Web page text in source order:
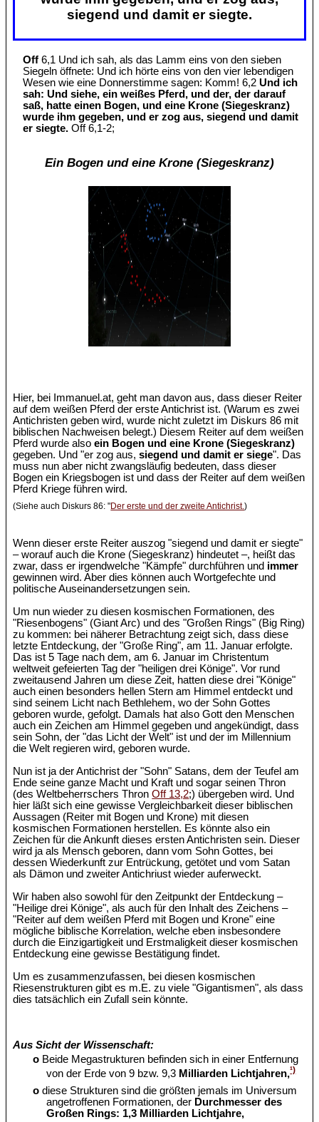
siegend und damit er siegte.
Off 6,1 Und ich sah, als das Lamm eins von den sieben
Siegeln öffnete: Und ich hörte eins von den vier lebendigen
Wesen wie eine Donnerstimme sagen: Komm! 6,2Und ich
sah: Und siehe, ein weißes Pferd, und der, der darauf
saß, hatte einen Bogen, und eine Krone (Siegeskranz)
wurde ihm gegeben, und er zog aus, siegend und damit
er siegte. Off 6,1-2;
Ein Bogen und eine Krone (Siegeskranz)
Hier, bei Immanuel.at, geht man davon aus, dass dieser Reiter
auf dem weißen Pferd der erste Antichrist ist. (Warum es zwei
Antichristen geben wird, wurde nicht zuletzt im Diskurs 86 mit
biblischen Nachweisen belegt.) Diesem Reiter auf dem weißen
Pferd wurde alsoein Bogen und eine Krone (Siegeskranz)
gegeben. Und "er zog aus,siegend und damit er siege". Das
muss nun aber nicht zwangsläufig bedeuten, dass dieser
Bogen ein Kriegsbogen ist und dass der Reiter auf dem weißen
Pferd Kriege führen wird.
(Siehe auch Diskurs 86: "Der erste und der zweite Antichrist.)
Wenn dieser erste Reiter auszog "siegend und damit er siegte"
– worauf auch die Krone (Siegeskranz) hindeutet –, heißt das
zwar, dass er irgendwelche "Kämpfe" durchführen und immer
gewinnen wird. Aber dies können auch Wortgefechte und
politische Auseinandersetzungen sein.
Um nun wieder zu diesen kosmischen Formationen, des
"Riesenbogens" (Giant Arc) und des "Großen Rings" (Big Ring)
zu kommen: bei näherer Betrachtung zeigt sich, dass diese
letzte Entdeckung, der "Große Ring", am 11. Januar erfolgte.
Das ist 5 Tage nach dem, am 6. Januar im Christentum
weltweit gefeierten Tag der "heiligen drei Könige". Vor rund
zweitausend Jahren um diese Zeit, hatten diese drei "Könige"
auch einen besonders hellen Stern am Himmel entdeckt und
sind seinem Licht nach Bethlehem, wo der Sohn Gottes
geboren wurde, gefolgt. Damals hat also Gott den Menschen
auch ein Zeichen am Himmel gegeben und angekündigt, dass
sein Sohn, der "das Licht der Welt" ist und der im Millennium
die Welt regieren wird, geboren wurde.
Nun ist ja der Antichrist der "Sohn" Satans, dem der Teufel am
Ende seine ganze Macht und Kraft und sogar seinen Thron
(des Weltbeherrschers ThronOff 13,2;) übergeben wird. Und
hier läßt sich eine gewisse Vergleichbarkeit dieser biblischen
Aussagen (Reiter mit Bogen und Krone) mit diesen
kosmischen Formationen herstellen. Es könnte also ein
Zeichen für die Ankunft dieses ersten Antichristen sein. Dieser
wird ja als Mensch geboren, dann vom Sohn Gottes, bei
dessen Wiederkunft zur Entrückung, getötet und vom Satan
als Dämon und zweiter Antichriust wieder auferweckt.
Wir haben also sowohl für den Zeitpunkt der Entdeckung –
"Heilige drei Könige", als auch für den Inhalt des Zeichens –
"Reiter auf dem weißen Pferd mit Bogen und Krone" eine
mögliche biblische Korrelation, welche eben insbesondere
durch die Einzigartigkeit und Erstmaligkeit dieser kosmischen
Entdeckung eine gewisse Bestätigung findet.
Um es zusammenzufassen, bei diesen kosmischen
Riesenstrukturen gibt es m.E. zu viele "Gigantismen", als dass
dies tatsächlich ein Zufall sein könnte.
Aus Sicht der Wissenschaft:
o Beide Megastrukturen befinden sich in einer Entfernung
von der Erde von 9 bzw. 9,3 Milliarden Lichtjahren,¹)
o diese Strukturen sind die größten jemals im Universum
angetroffenen Formationen, der Durchmesser des
Großen Rings: 1,3 Milliarden Lichtjahre,